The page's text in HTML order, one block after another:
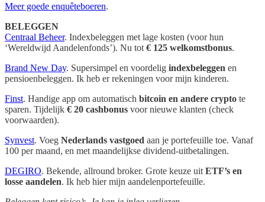
Meer goede enquêteboeren.
BELEGGEN
Centraal Beheer. Indexbeleggen met lage kosten (voor hun
‘Wereldwijd Aandelenfonds’). Nu tot € 125 welkomstbonus.
Brand New Day. Supersimpel en voordelig indexbeleggen en
pensioenbeleggen. Ik heb er rekeningen voor mijn kinderen.
Finst. Handige app om automatisch bitcoin en andere crypto te
sparen. Tijdelijk € 20 cashbonus voor nieuwe klanten (check
voorwaarden).
Synvest. Voeg Nederlands vastgoed aan je portefeuille toe. Vanaf
100 per maand, en met maandelijkse dividend-uitbetalingen.
DEGIRO. Bekende, allround broker. Grote keuze uit ETF’s en
losse aandelen. Ik heb hier mijn aandelenportefeuille.